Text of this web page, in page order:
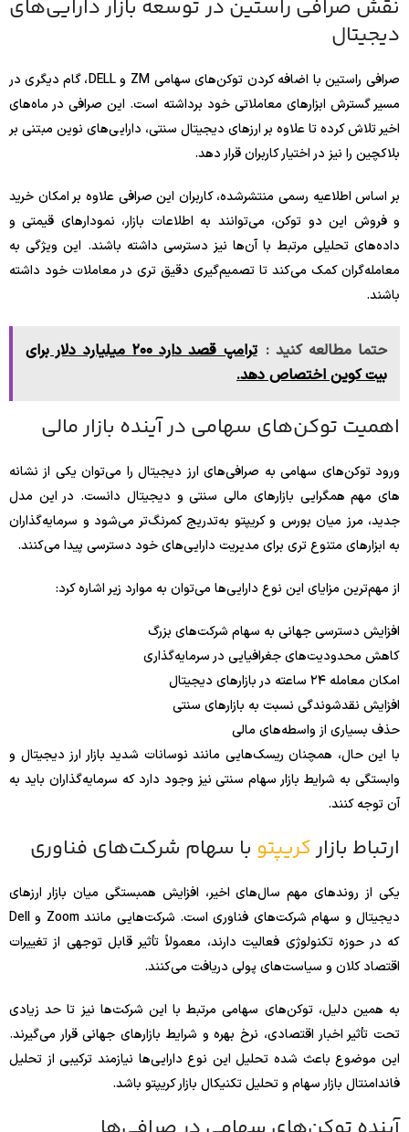
نقش صرافی راستین در توسعه بازار دارایی‌های
دیجیتال
صرافی راستین با اضافه کردن توکن‌های سهامی ZM و DELL، گام دیگری در
مسیر گسترش ابزارهای معاملاتی خود برداشته است. این صرافی در ماه‌های
اخیر تلاش کرده تا علاوه بر ارزهای دیجیتال سنتی، دارایی‌های نوین مبتنی بر
بلاکچین را نیز در اختیار کاربران قرار دهد.
بر اساس اطلاعیه رسمی منتشرشده، کاربران این صرافی علاوه بر امکان خرید
و فروش این دو توکن، می‌توانند به اطلاعات بازار، نمودارهای قیمتی و
داده‌های تحلیلی مرتبط با آن‌ها نیز دسترسی داشته باشند. این ویژگی به
معامله‌گران کمک می‌کند تا تصمیم‌گیری دقیق‌ تری در معاملات خود داشته
باشند.
حتما مطالعه کنید :
ترامپ قصد دارد ۲۰۰ میلیارد دلار برای
بیت کوین اختصاص دهد.
اهمیت توکن‌های سهامی در آینده بازار مالی
ورود توکن‌های سهامی به صرافی‌های ارز دیجیتال را می‌توان یکی از نشانه‌
های مهم همگرایی بازارهای مالی سنتی و دیجیتال دانست. در این مدل
جدید، مرز میان بورس و کریپتو به‌تدریج کمرنگ‌تر می‌شود و سرمایه‌گذاران
به ابزارهای متنوع‌ تری برای مدیریت دارایی‌های خود دسترسی پیدا می‌کنند.
از مهم‌ترین مزایای این نوع دارایی‌ها می‌توان به موارد زیر اشاره کرد:
افزایش دسترسی جهانی به سهام شرکت‌های بزرگ
کاهش محدودیت‌های جغرافیایی در سرمایه‌گذاری
امکان معامله ۲۴ ساعته در بازارهای دیجیتال
افزایش نقدشوندگی نسبت به بازارهای سنتی
حذف بسیاری از واسطه‌های مالی
با این حال، همچنان ریسک‌هایی مانند نوسانات شدید بازار ارز دیجیتال و
وابستگی به شرایط بازار سهام سنتی نیز وجود دارد که سرمایه‌گذاران باید به
آن توجه کنند.
ارتباط بازارکریپتو با سهام شرکت‌های فناوری
یکی از روندهای مهم سال‌های اخیر، افزایش همبستگی میان بازار ارزهای
دیجیتال و سهام شرکت‌های فناوری است. شرکت‌هایی مانند Zoom و Dell
که در حوزه تکنولوژی فعالیت دارند، معمولاً تأثیر قابل توجهی از تغییرات
اقتصاد کلان و سیاست‌های پولی دریافت می‌کنند.
به همین دلیل، توکن‌های سهامی مرتبط با این شرکت‌ها نیز تا حد زیادی
تحت تأثیر اخبار اقتصادی، نرخ بهره و شرایط بازارهای جهانی قرار می‌گیرند.
این موضوع باعث شده تحلیل این نوع دارایی‌ها نیازمند ترکیبی از تحلیل
فاندامنتال بازار سهام و تحلیل تکنیکال بازار کریپتو باشد.